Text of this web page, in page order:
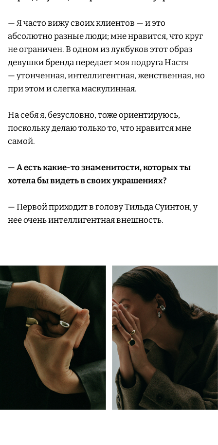
— Я часто вижу своих клиентов — и это
абсолютно разные люди; мне нравится, что круг
не ограничен. В одном из лукбуков этот образ
девушки бренда передает моя подруга Настя
— утонченная, интеллигентная, женственная, но
при этом и слегка маскулинная.
На себя я, безусловно, тоже ориентируюсь,
поскольку делаю только то, что нравится мне
самой.
— А есть какие-то знаменитости, которых ты
хотела бы видеть в своих украшениях?
— Первой приходит в голову Тильда Суинтон, у
нее очень интеллигентная внешность.